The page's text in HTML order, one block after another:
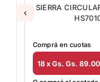
SIERRA
Comprá en cuotas
18 x Gs. Gs.
‹